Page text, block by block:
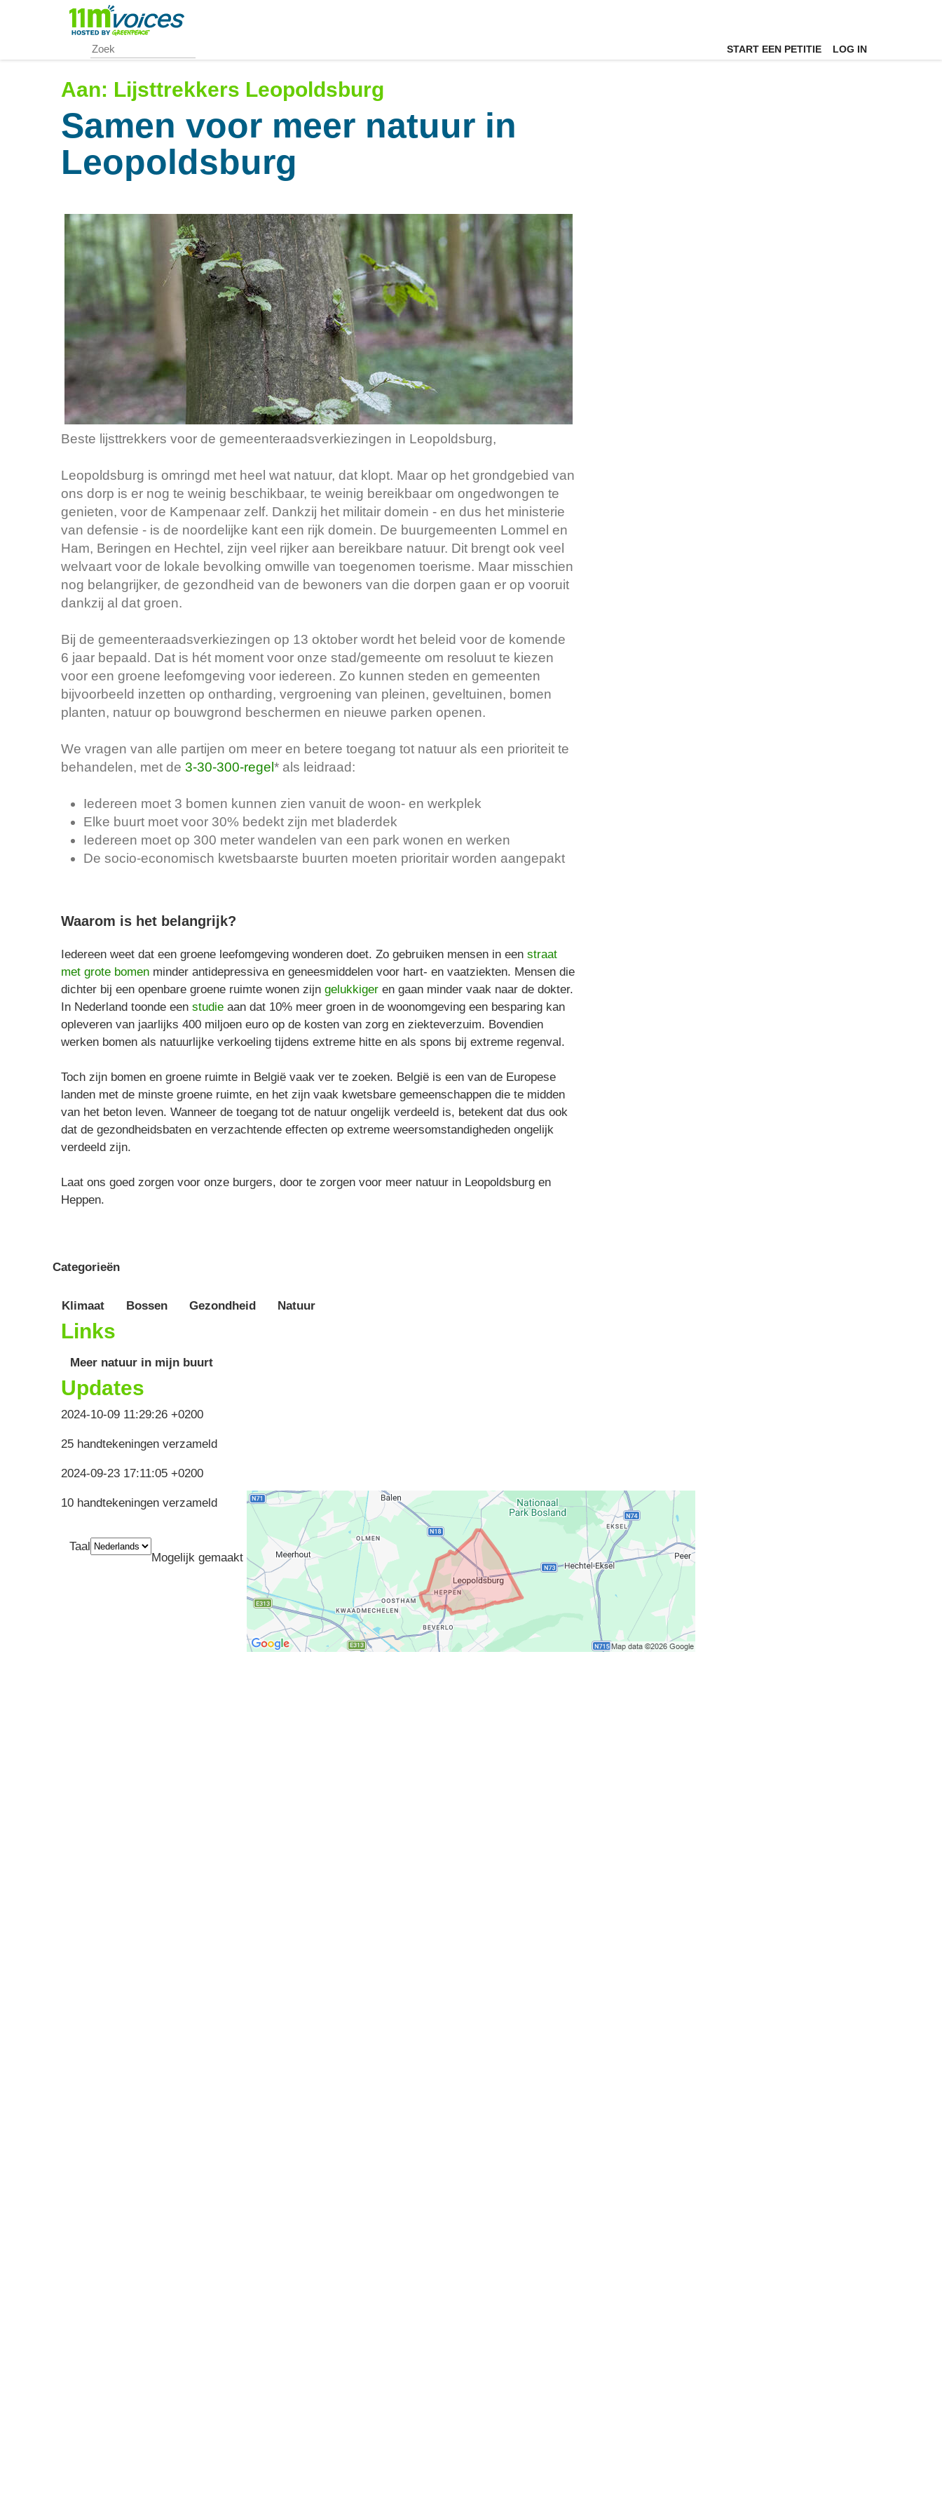
content
START EEN PETITIE LOG IN
Aan: Lijsttrekkers Leopoldsburg
Samen voor meer natuur in
Leopoldsburg
Beste lijsttrekkers voor de gemeenteraadsverkiezingen in Leopoldsburg,
Leopoldsburg is omringd met heel wat natuur, dat klopt. Maar op het grondgebied van
ons dorp is er nog te weinig beschikbaar, te weinig bereikbaar om ongedwongen te
genieten, voor de Kampenaar zelf. Dankzij het militair domein - en dus het ministerie
van defensie - is de noordelijke kant een rijk domein. De buurgemeenten Lommel en
Ham, Beringen en Hechtel, zijn veel rijker aan bereikbare natuur. Dit brengt ook veel
welvaart voor de lokale bevolking omwille van toegenomen toerisme. Maar misschien
nog belangrijker, de gezondheid van de bewoners van die dorpen gaan er op vooruit
dankzij al dat groen.
Bij de gemeenteraadsverkiezingen op 13 oktober wordt het beleid voor de komende
6 jaar bepaald. Dat is hét moment voor onze stad/gemeente om resoluut te kiezen
voor een groene leefomgeving voor iedereen. Zo kunnen steden en gemeenten
bijvoorbeeld inzetten op ontharding, vergroening van pleinen, geveltuinen, bomen
planten, natuur op bouwgrond beschermen en nieuwe parken openen.
We vragen van alle partijen om meer en betere toegang tot natuur als een prioriteit te
behandelen, met de 3-30-300-regel * als leidraad:
Iedereen moet 3 bomen kunnen zien vanuit de woon- en werkplek
Elke buurt moet voor 30% bedekt zijn met bladerdek
Iedereen moet op 300 meter wandelen van een park wonen en werken
De socio-economisch kwetsbaarste buurten moeten prioritair worden aangepakt
Waarom is het belangrijk?
Iedereen weet dat een groene leefomgeving wonderen doet. Zo gebruiken mensen in een straat
met grote bomen minder antidepressiva en geneesmiddelen voor hart- en vaatziekten. Mensen die
dichter bij een openbare groene ruimte wonen zijn gelukkiger en gaan minder vaak naar de dokter.
In Nederland toonde een studie aan dat 10% meer groen in de woonomgeving een besparing kan
opleveren van jaarlijks 400 miljoen euro op de kosten van zorg en ziekteverzuim. Bovendien
werken bomen als natuurlijke verkoeling tijdens extreme hitte en als spons bij extreme regenval.
Toch zijn bomen en groene ruimte in België vaak ver te zoeken. België is een van de Europese
landen met de minste groene ruimte, en het zijn vaak kwetsbare gemeenschappen die te midden
van het beton leven. Wanneer de toegang tot de natuur ongelijk verdeeld is, betekent dat dus ook
dat de gezondheidsbaten en verzachtende effecten op extreme weersomstandigheden ongelijk
verdeeld zijn.
Laat ons goed zorgen voor onze burgers, door te zorgen voor meer natuur in Leopoldsburg en
Heppen.
Categorieën
Klimaat Bossen Gezondheid Natuur
Links
Meer natuur in mijn buurt
Updates
2024-10-09 11:29:26 +0200
25 handtekeningen verzameld
2024-09-23 17:11:05 +0200
10 handtekeningen verzameld
Taal
Mogelijk gemaakt door
Greenpeace Belgium